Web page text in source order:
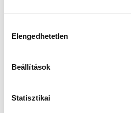
Elengedhetetlen
Beállítások
Statisztikai